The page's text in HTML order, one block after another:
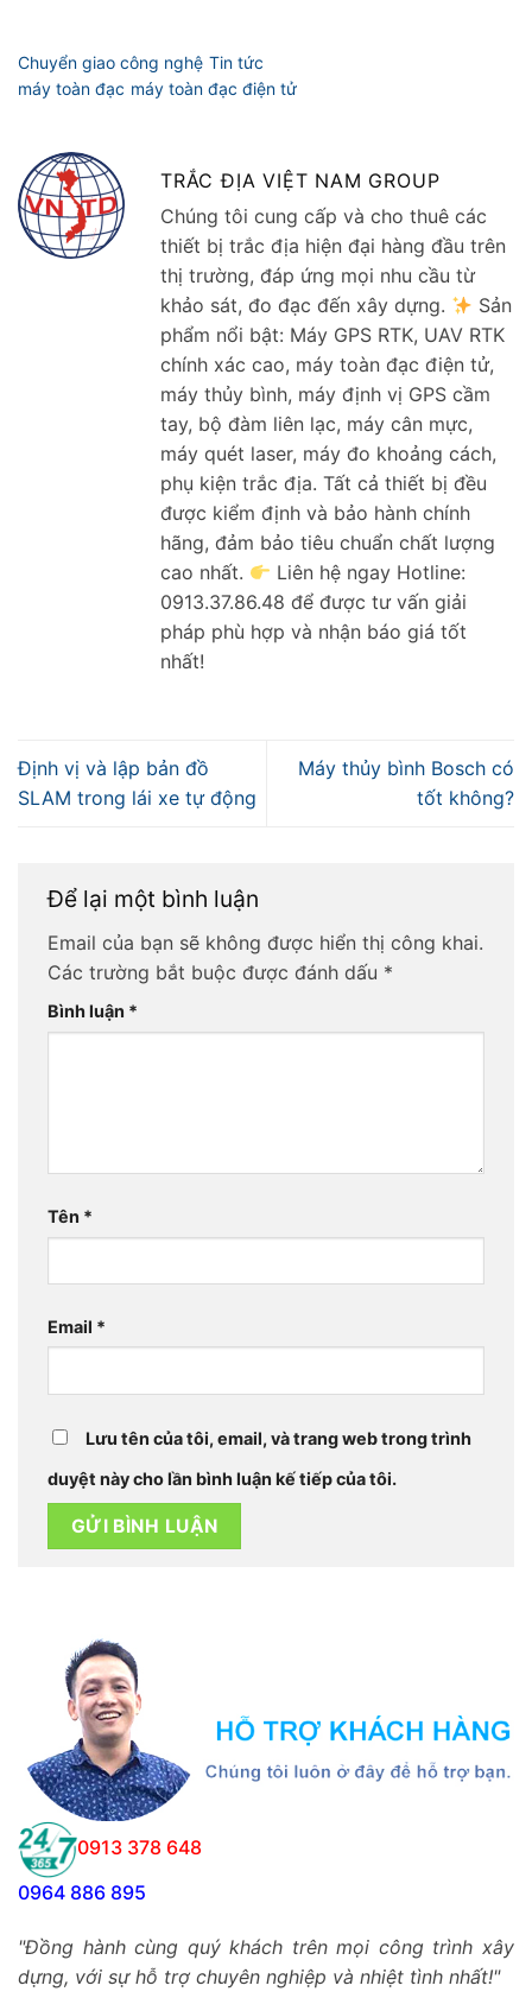
TRẮC ĐỊA VIỆT NAM GROUP
Chúng tôi cung cấp và cho thuê các
thiết bị trắc địa hiện đại hàng đầu trên
thị trường, đáp ứng mọi nhu cầu từ
khảo sát, đo đạc đến xây dựng.
Sản
phẩm nổi bật: Máy GPS RTK, UAV RTK
chính xác cao, máy toàn đạc điện tử,
máy thủy bình, máy định vị GPS cầm
tay, bộ đàm liên lạc, máy cân mực,
máy quét laser, máy đo khoảng cách,
phụ kiện trắc địa. Tất cả thiết bị đều
được kiểm định và bảo hành chính
hãng, đảm bảo tiêu chuẩn chất lượng
cao nhất.
Liên hệ ngay Hotline:
0913.37.86.48 để được tư vấn giải
pháp phù hợp và nhận báo giá tốt
nhất!
Định vị và lập bản đồ
SLAM trong lái xe tự động
Máy thủy bình Bosch có
tốt không?
Để lại một bình luận
Email của bạn sẽ không được hiển thị công khai.
Các trường bắt buộc được đánh dấu *
Bình luận *
Tên *
Email *
Lưu tên của tôi, email, và trang web trong trình
duyệt này cho lần bình luận kế tiếp của tôi.
0913 378 648
0964 886 895
"Đồng hành cùng quý khách trên mọi công trình xây
dựng, với sự hỗ trợ chuyên nghiệp và nhiệt tình nhất!"